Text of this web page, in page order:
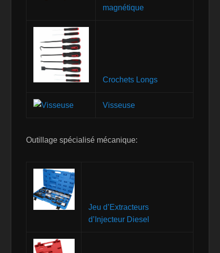
magnétique
Crochets Longs
Visseuse
Outillage spécialisé mécanique:
Jeu d’Extracteurs
d’Injecteur Diesel